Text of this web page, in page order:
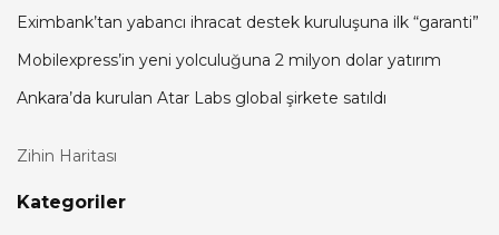
Eximbank’tan yabancı ihracat destek kuruluşuna ilk “garanti”
Mobilexpress’in yeni yolculuğuna 2 milyon dolar yatırım
Ankara’da kurulan Atar Labs global şirkete satıldı
Zihin Haritası
Kategoriler